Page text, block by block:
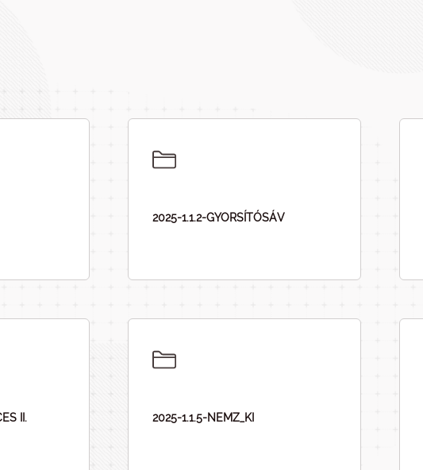
2025-1.1.2-GYORSÍTÓSÁV
II. 2025-1.1.5-NEMZ_KI